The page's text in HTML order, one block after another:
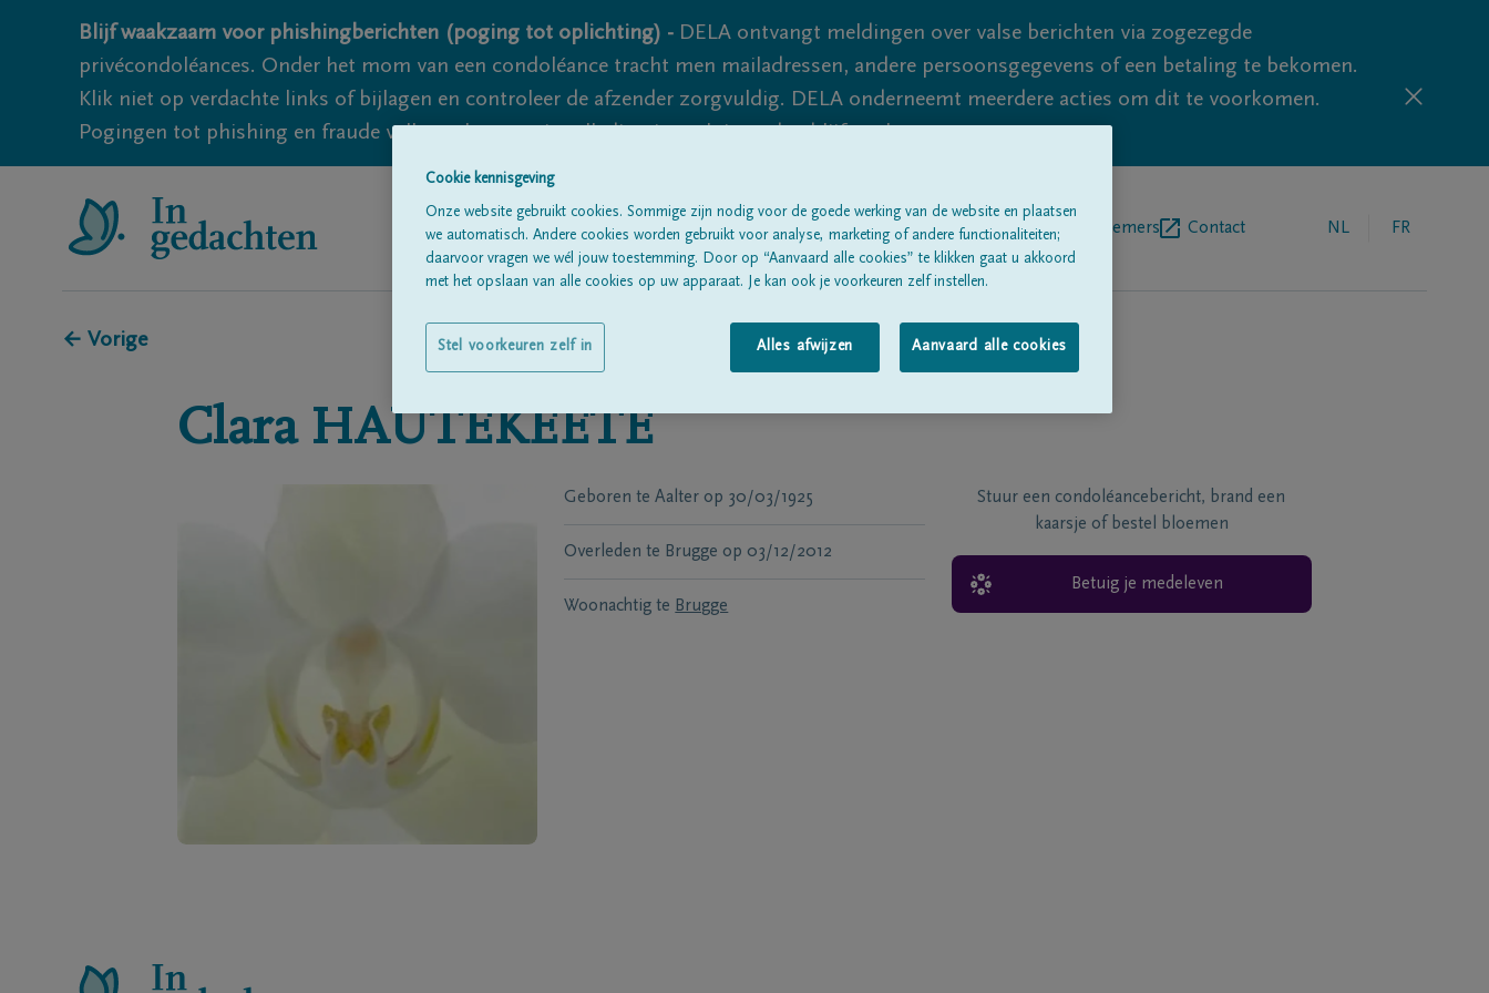
Blijf waakzaam voor phishingberichten (poging tot oplichting) - DELA ontvangt meldingen over valse berichten via zogezegde
privécondoléances. Onder het mom van een condoléance tracht men mailadressen, andere persoonsgegevens of een betaling te bekomen.
Klik niet op verdachte links of bijlagen en controleer de afzender zorgvuldig. DELA onderneemt meerdere acties om dit te voorkomen.
Pogingen tot phishing en fraude vallen echter nooit volledig uit te sluiten, dus blijf waakzaam.
Alle rouwberichtenOver onsBegrafenisondernemers Contact NL FR
← Vorige
Clara HAUTEKEETE
Geboren te Aalter op 30/03/1925
Overleden te Brugge op 03/12/2012
Woonachtig te Brugge
Stuur een condoléancebericht, brand een
kaarsje of bestel bloemen
Betuig je medeleven
Cookie kennisgeving
Onze website gebruikt cookies. Sommige zijn nodig voor de goede werking van de website en plaatsen
we automatisch. Andere cookies worden gebruikt voor analyse, marketing of andere functionaliteiten;
daarvoor vragen we wél jouw toestemming. Door op “Aanvaard alle cookies” te klikken gaat u akkoord
met het opslaan van alle cookies op uw apparaat. Je kan ook je voorkeuren zelf instellen.
Alles afwijzen Aanvaard alle cookies
Stel voorkeuren zelf in